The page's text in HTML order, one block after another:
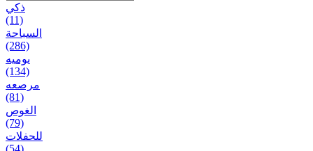
ذكي
(11)
السباحة
(286)
يومیه
(134)
مرصعه
(81)
الغوص
(79)
للحفلات
(54)